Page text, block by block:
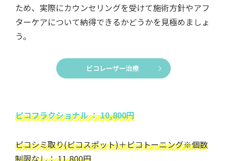
ため、実際にカウンセリングを受けて施術方針やアフ
ターケアについて納得できるかどうかを見極めましょ
う。
ピコレーザー治療
ピコフラクショナル ： 10,800円
ピコシミ取り(ピコスポット)＋ピコトーニング※個数
制限なし： 11,800円